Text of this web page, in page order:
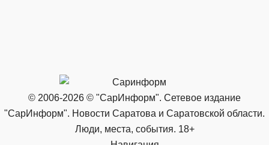
© 2006-2026 © "СарИнформ". Сетевое издание
"СарИнформ". Новости Саратова и Саратовской области.
Люди, места, события. 18+